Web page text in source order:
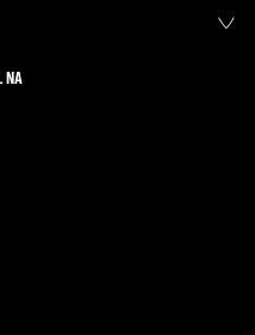
NA